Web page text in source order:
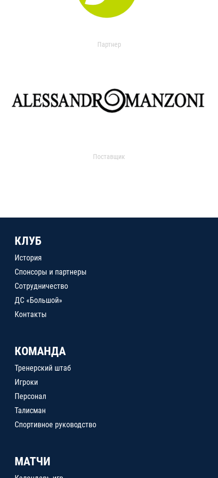
Партнер
Поставщик
КЛУБ
История
Спонсоры и партнеры
Сотрудничество
ДС «Большой»
Контакты
КОМАНДА
Тренерский штаб
Игроки
Персонал
Талисман
Спортивное руководство
МАТЧИ